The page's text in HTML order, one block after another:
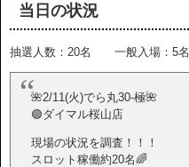
当日の状況
抽選人数：20名 一般入場：5名
🌺2/11(火)でら丸30-極🌺
🟢ダイマル桜山店
現場の状況を調査！！！
スロット稼働約20名🌈